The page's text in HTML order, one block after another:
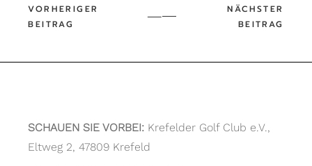
SCHAUEN SIE VORBEI: Krefelder Golf Club e.V.,
Eltweg 2, 47809 Krefeld